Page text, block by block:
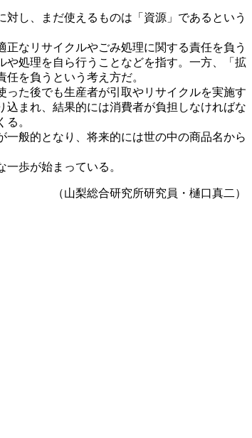
し、まだ使えるものは「資源」であるという
なリサイクルやごみ処理に関する責任を負う
処理を自ら行うことなどを指す。一方、「拡
を負うという考え方だ。
た後でも生産者が引取やリサイクルを実施す
まれ、結果的には消費者が負担しなければな
。
般的となり、将来的には世の中の商品名から
歩が始まっている。
（山梨総合研究所研究員・樋口真二）